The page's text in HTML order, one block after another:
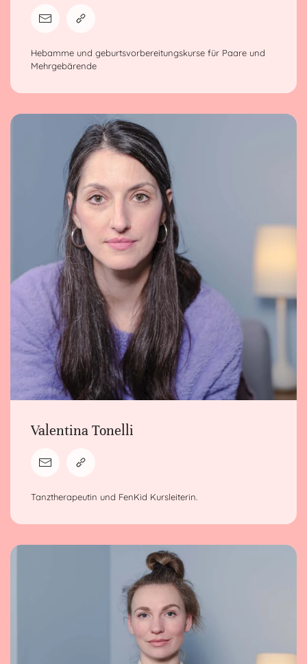
Hebamme und geburtsvorbereitungskurse für Paare und
Mehrgebärende
Valentina Tonelli
Tanztherapeutin und FenKid Kursleiterin.